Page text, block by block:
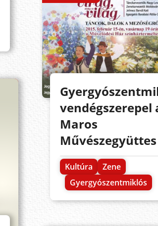
vendégszerepel
Maros
Művészegyüttes
Kultúra
Zene
Gyergyószentmiklós